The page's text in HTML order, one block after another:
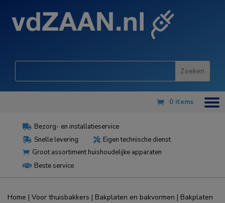
0 items
 Bezorg- en installatieservice
 Snelle levering  Eigen technische dienst
 Groot assortiment huishoudelijke apparaten
 Beste service
Home | Voor thuisbakkers | Bakplaten en bakvormen | Bakplaten